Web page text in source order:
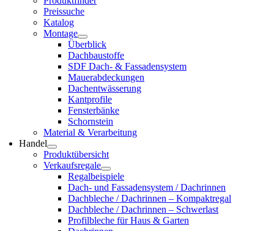
Preis­su­che
Kata­log
Mon­ta­ge
Über­blick
Dach­bau­stof­fe
SDF Dach- & Fas­sa­den­sys­tem
Mau­er­ab­de­ckun­gen
Dach­ent­wäs­se­rung
Kant­pro­fi­le
Fens­ter­bän­ke
Schorn­stein
Mate­ri­al & Ver­ar­bei­tung
Han­del
Pro­dukt­über­sicht
Ver­kaufs­re­ga­le
Regal­bei­spie­le
Dach- und Fas­sa­den­sys­tem / Dach­rin­nen
Dach­ble­che / Dach­rin­nen – Kom­pakt­re­gal
Dach­ble­che / Dach­rin­nen – Schwer­last
Pro­fil­ble­che für Haus & Gar­ten